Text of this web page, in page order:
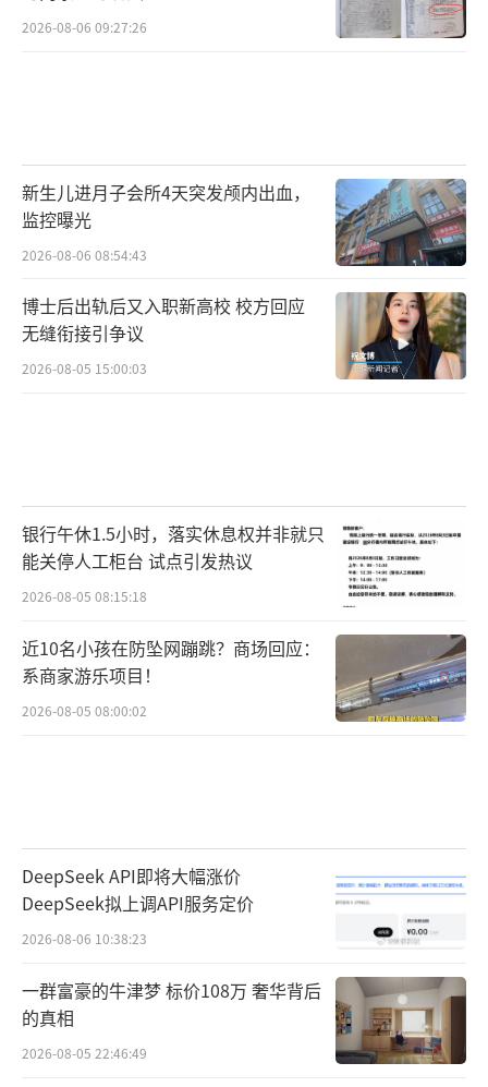
2026-08-06 09:27:26
新生儿进月子会所4天突发颅内出血，
监控曝光
2026-08-06 08:54:43
博士后出轨后又入职新高校 校方回应
无缝衔接引争议
2026-08-05 15:00:03
银行午休1.5小时，落实休息权并非就只
能关停人工柜台 试点引发热议
2026-08-05 08:15:18
近10名小孩在防坠网蹦跳？商场回应：
系商家游乐项目！
2026-08-05 08:00:02
DeepSeek API即将大幅涨价
DeepSeek拟上调API服务定价
2026-08-06 10:38:23
一群富豪的牛津梦 标价108万 奢华背后
的真相
2026-08-05 22:46:49